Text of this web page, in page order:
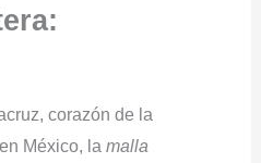
corazón de la
México, la malla